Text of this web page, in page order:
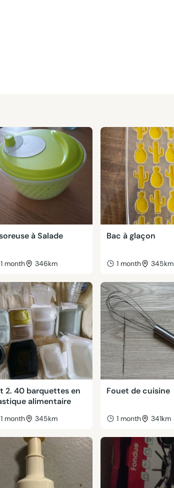
à Salade
1 month 346km
Bac à glaçon
1 month 345km
2. 40 barquettes en
alimentaire
1 month 345km
Fouet de cuisine
1 month 341km